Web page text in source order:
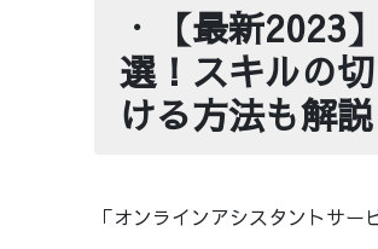
・
【最新2023
選！スキルの
ける方法も解
「オンラインアシスタントサー